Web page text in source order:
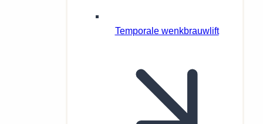
Temporale wenkbrauwlift